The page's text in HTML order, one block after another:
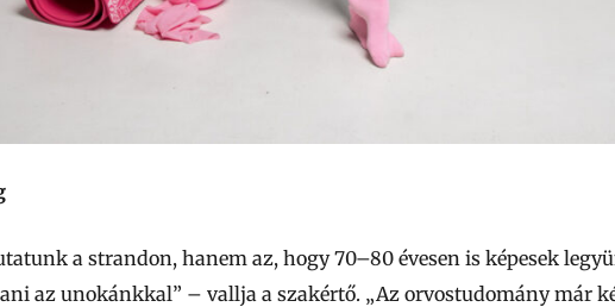
a strandon, hanem az, hogy 70–80 évesen is képesek
az unokánkkal” – vallja a szakértő. „Az orvostudomány már